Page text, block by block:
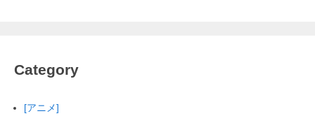
Category
[アニメ]